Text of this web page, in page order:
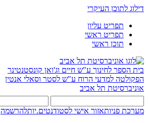
דילוג לתוכן העיקרי
תפריט עליון
תפריט ראשי
תוכן ראשי
בית הספר לחינוך ע"ש חיים וג'ואן קונסטנטינר
הפקולטה למדעי הרוח ע"ש לסטר וסאלי אנטין
אוניברסיטת תל אביב
מערכת פניותאזור אישי לסטודנטים.יותלהרשמה